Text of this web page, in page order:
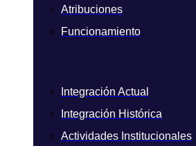
Atribuciones
Funcionamiento
Integración Actual
Integración Histórica
Actividades Institucionales